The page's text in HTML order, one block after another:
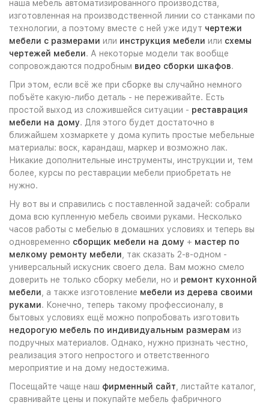
наша мебель автоматизированного производства,
изготовленная на производственной линии со станками по
технологии, а поэтому вместе с ней уже идут чертежи
мебели с размерами или инструкция мебели или схемы
чертежей мебели. А некоторые модели так вообще
сопровождаются подробным видео сборки шкафов.
При этом, если всё же при сборке вы случайно немного
побъёте какую-либо деталь - не переживайте. Есть
простой выход из сложившейся ситуации - реставрация
мебели на дому. Для этого будет достаточно в
ближайшем хозмаркете у дома купить простые мебельные
материалы: воск, карандаш, маркер и возможно лак.
Никакие дополнительные инструменты, инструкции и, тем
более, курсы по реставрации мебели приобретать не
нужно.
Ну вот вы и справились с поставленной задачей: собрали
дома всю купленную мебель своими руками. Несколько
часов работы с мебелью в домашних условиях и теперь вы
одновременно сборщик мебели на дому + мастер по
мелкому ремонту мебели , так сказать 2-в-одном -
универсальный искусник своего дела. Вам можно смело
доверить не только сборку мебели, но и ремонт кухонной
мебели , а также изготовление мебели из дерева своими
руками. Конечно, теперь такому профессионалу, в
бытовых условиях ещё можно попробовать изготовить
недорогую мебель по индивидуальным размерам из
подручных материалов. Однако, нужно признать честно,
реализация этого непростого и ответственного
мероприятие и на дому недостежима.
Посещайте чаще наш фирменный сайт , листайте каталог,
сравнивайте цены и покупайте мебель фабричного